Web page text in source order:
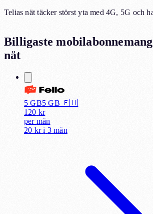
Telias nät täcker störst yta med 4G, 5G och
Billigaste
nät
5 GB5 GB 🇪🇺
120 kr
per mån
20 kr i 3 mån